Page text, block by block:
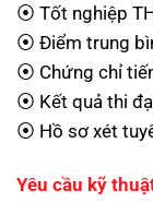
⦿ Tốt nghiệp
⦿ Điểm trung
⦿ Chứng chỉ
⦿ Kết quả thi
⦿ Hồ sơ xét
Yêu cầu kỹ